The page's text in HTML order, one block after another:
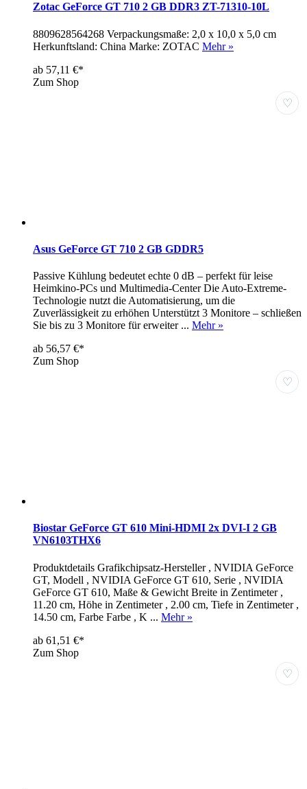
Zotac GeForce GT 710 2 GB DDR3 ZT-71310-10L
8809628564268 Verpackungsmaße: 2,0 x 10,0 x 5,0 cm
Herkunftsland: China Marke: ZOTAC Mehr »
ab 57,11 €*
Zum Shop
♡
Asus GeForce GT 710 2 GB GDDR5
Passive Kühlung bedeutet echte 0 dB – perfekt für leise
Heimkino-PCs und Multimedia-Center Die Auto-Extreme-
Technologie nutzt die Automatisierung, um die
Zuverlässigkeit zu erhöhen Unterstützt 3 Monitore – schließen
Sie bis zu 3 Monitore für erweiter ... Mehr »
ab 56,57 €*
Zum Shop
♡
Biostar GeForce GT 610 Mini-HDMI 2x DVI-I 2 GB
VN6103THX6
Produktdetails Grafikchipsatz-Hersteller , NVIDIA GeForce
GT, Modell , NVIDIA GeForce GT 610, Serie , NVIDIA
GeForce GT 610, Maße & Gewicht Breite in Zentimeter ,
11.20 cm, Höhe in Zentimeter , 2.00 cm, Tiefe in Zentimeter ,
14.50 cm, Farbe Farbe , K ... Mehr »
ab 61,51 €*
Zum Shop
♡